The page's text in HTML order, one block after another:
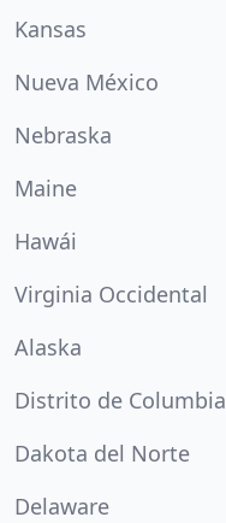
Kansas
Nueva México
Nebraska
Maine
Hawái
Virginia Occidental
Alaska
Distrito de Columbia
Dakota del Norte
Delaware